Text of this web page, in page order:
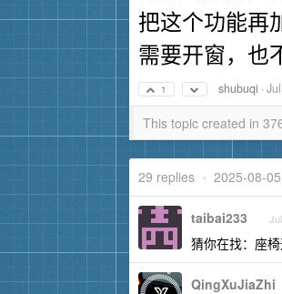
把这个功能再
需要开窗，也
1 shubuqi ·
This topic created in
29 replies • 2025-08-
taibai233
猜你在找：座
QingXuJiaZhi